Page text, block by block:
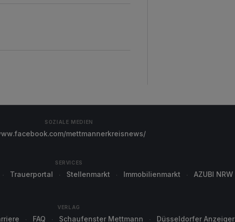
SOZIALE MEDIEN
mettmannerkreisnews/
SERVICES
Trauerportal Stellenmarkt Immobilienmarkt AZUBI NRW
VERLAG
FAQ Schaufenster Mettmann Düsseldorfer Anzeiger